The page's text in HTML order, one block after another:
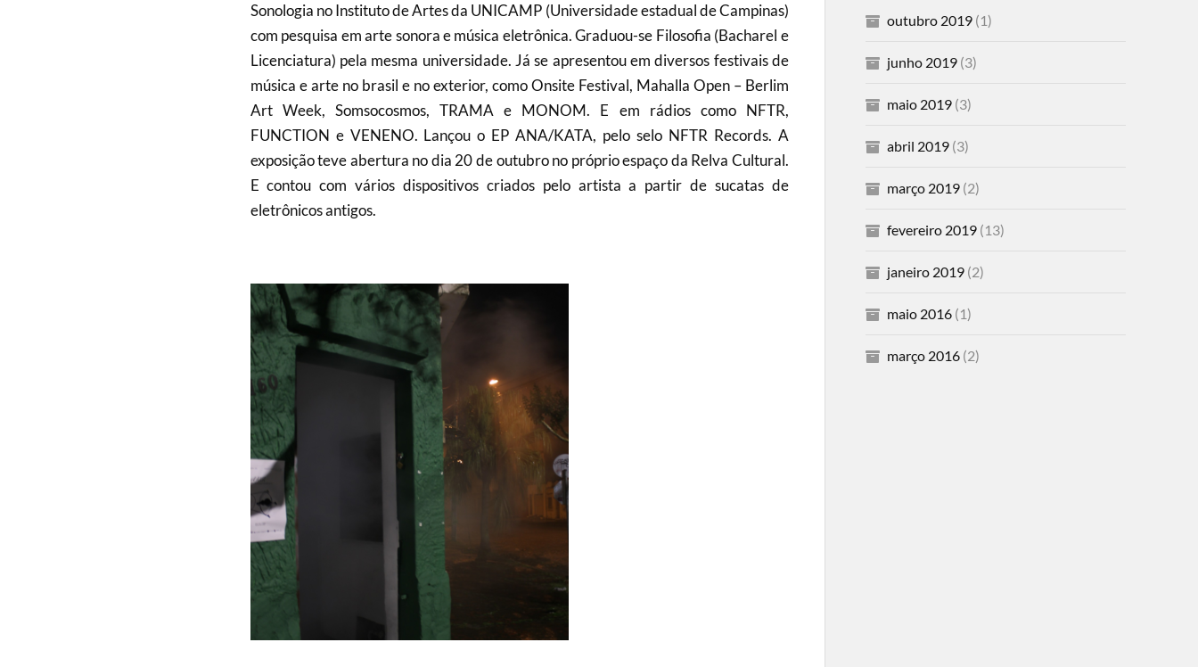
Sonologia no Instituto de Artes da UNICAMP (Universidade estadual de Campinas)
com pesquisa em arte sonora e música eletrônica. Graduou-se Filosofia (Bacharel e
Licenciatura) pela mesma universidade. Já se apresentou em diversos festivais de
música e arte no brasil e no exterior, como Onsite Festival, Mahalla Open – Berlim
Art Week, Somsocosmos, TRAMA e MONOM. E em rádios como NFTR,
FUNCTION e VENENO. Lançou o EP ANA/KATA, pelo selo NFTR Records. A
exposição teve abertura no dia 20 de outubro no próprio espaço da Relva Cultural.
E contou com vários dispositivos criados pelo artista a partir de sucatas de
eletrônicos antigos.
outubro 2019(1)
junho 2019(3)
maio 2019(3)
abril 2019(3)
março 2019(2)
fevereiro 2019(13)
janeiro 2019(2)
maio 2016(1)
março 2016(2)